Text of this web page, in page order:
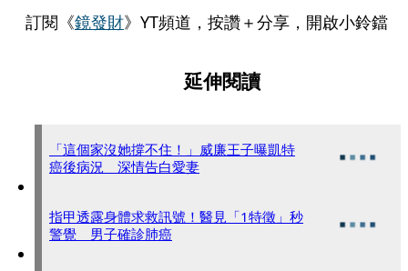
訂閱《鏡發財》YT頻道，按讚＋分享，開啟小鈴鐺
延伸閱讀
「這個家沒她撐不住！」威廉王子曝凱特
癌後病況 深情告白愛妻
指甲透露身體求救訊號！醫見「1特徵」秒
警覺 男子確診肺癌